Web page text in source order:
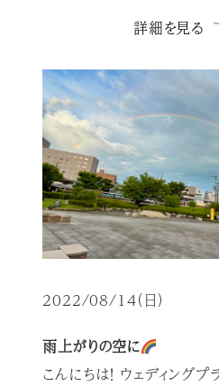
詳細を見る
2022/08/14（日）
雨上がりの空に
こんにちは！ ウェディング